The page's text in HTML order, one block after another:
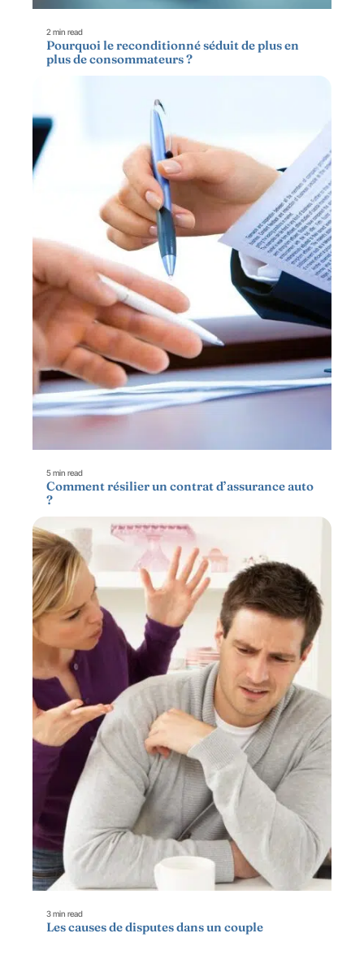
2 min read
Pourquoi le reconditionné séduit de plus en
plus de consommateurs ?
5 min read
Comment résilier un contrat d’assurance auto
?
3 min read
Les causes de disputes dans un couple